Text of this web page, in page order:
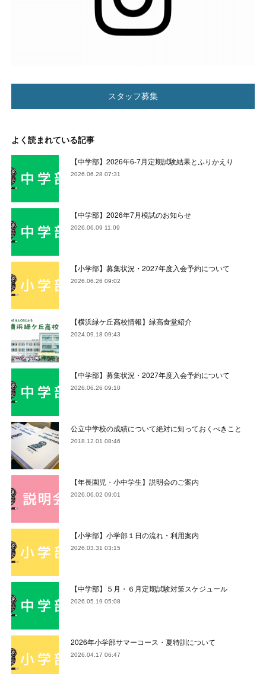
スタッフ募集
よく読まれている記事
【中学部】2026年6-7月定期試験結果とふりかえり
2026.06.28 07:31
【中学部】2026年7月模試のお知らせ
2026.06.09 11:09
【小学部】募集状況・2027年度入会予約について
2026.06.26 09:02
【横浜緑ケ丘高校情報】緑高食堂紹介
2024.09.18 09:43
【中学部】募集状況・2027年度入会予約について
2026.06.26 09:10
公立中学校の成績について絶対に知っておくべきこと
2018.12.01 08:46
【年長園児・小中学生】説明会のご案内
2026.06.02 09:01
【小学部】小学部１日の流れ・利用案内
2026.03.31 03:15
【中学部】５月・６月定期試験対策スケジュール
2026.05.19 05:08
2026年小学部サマーコース・夏特訓について
2026.04.17 06:47